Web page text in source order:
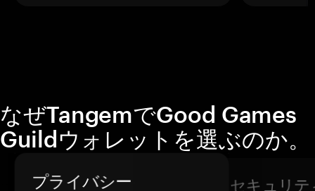
なぜTangemでGood Games
Guildウォレットを選ぶのか。
プライバシー セキュリテ